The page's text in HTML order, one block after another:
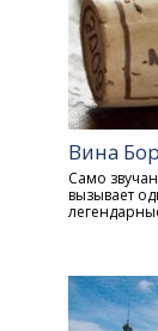
Вина
Само
вызывает